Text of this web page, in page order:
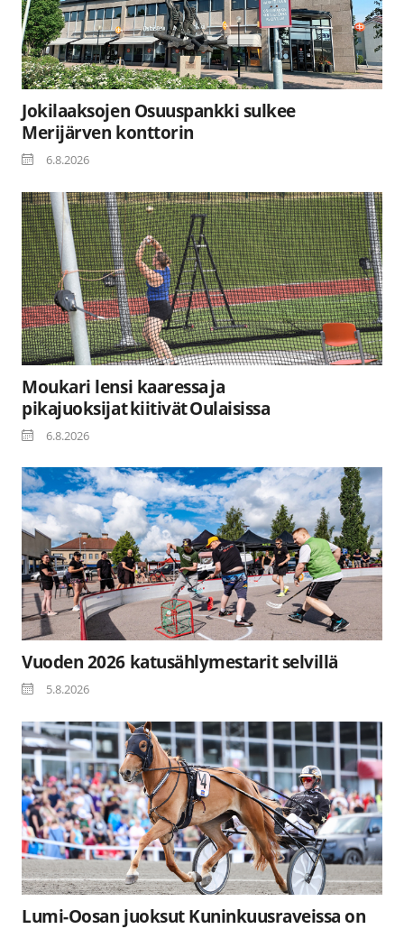
Jokilaaksojen Osuuspankki sulkee
Merijärven konttorin
6.8.2026
Moukari lensi kaaressa ja
pikajuoksijat kiitivät Oulaisissa
6.8.2026
Vuoden 2026 katusählymestarit selvillä
5.8.2026
Lumi-Oosan juoksut Kuninkuusraveissa on